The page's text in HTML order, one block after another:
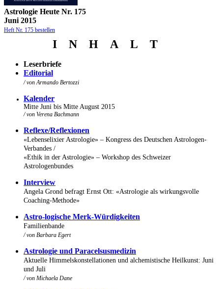
Astrologie Heute Nr. 175
Juni 2015
Heft Nr. 175 bestellen
I N H A L T
Leserbriefe
Editorial
/ von Armando Bertozzi
Kalender
Mitte Juni bis Mitte August 2015
/ von Verena Bachmann
Reflexe/Reflexionen
«Lebenselixier Astrologie» – Kongress des Deutschen Astrologen-
Verbandes /
«Ethik in der Astrologie» – Workshop des Schweizer
Astrologenbundes
Interview
Angela Grond befragt Ernst Ott: «Astrologie als wirkungsvolle
Coaching-Methode»
Astro-logische Merk-Würdigkeiten
Familienbande
/ von Barbara Egert
Astrologie und Paracelsusmedizin
Aktuelle Himmelskonstellationen und alchemistische Heilkunst: Juni
und Juli
/ von Michaela Dane